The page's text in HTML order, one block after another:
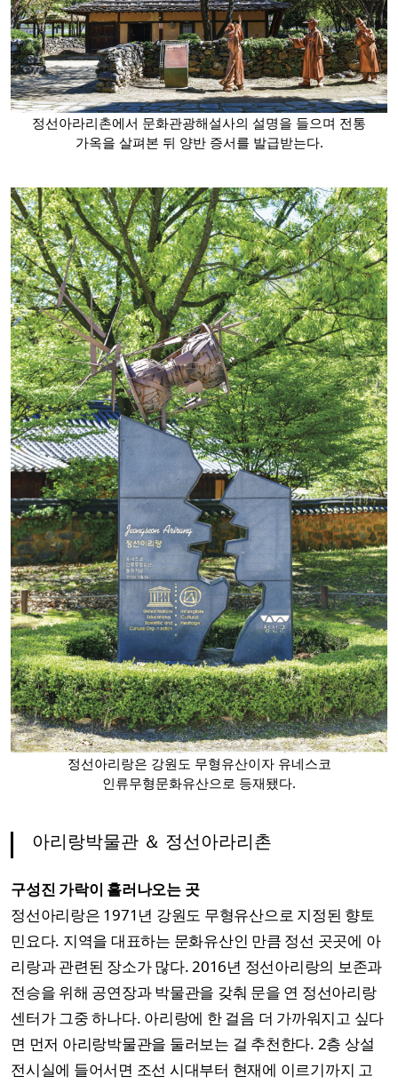
정선아라리촌에서 문화관광해설사의 설명을 들으며 전통
가옥을 살펴본 뒤 양반 증서를 발급받는다.
정선아리랑은 강원도 무형유산이자 유네스코
인류무형문화유산으로 등재됐다.
아리랑박물관 ＆ 정선아라리촌
구성진 가락이 흘러나오는 곳
정선아리랑은 1971년 강원도 무형유산으로 지정된 향토
민요다. 지역을 대표하는 문화유산인 만큼 정선 곳곳에 아
리랑과 관련된 장소가 많다. 2016년 정선아리랑의 보존과
전승을 위해 공연장과 박물관을 갖춰 문을 연 정선아리랑
센터가 그중 하나다. 아리랑에 한 걸음 더 가까워지고 싶다
면 먼저 아리랑박물관을 둘러보는 걸 추천한다. 2층 상설
전시실에 들어서면 조선 시대부터 현재에 이르기까지 고